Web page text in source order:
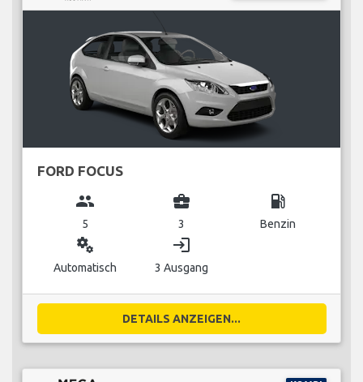
FORD FOCUS
group
5
business_center
3
local_gas_station
Benzin
miscellaneous_services
Automatisch
login
3 Ausgang
DETAILS ANZEIGEN...